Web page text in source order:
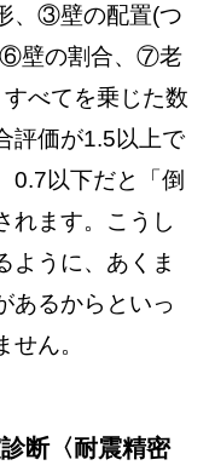
、③壁の配置(つ
壁の割合、⑦老
べてを乗じた数
評価が1.5以上で
0.7以下だと「倒
れます。こうし
ように、あくま
あるからといっ
ん。
断〈耐震精密